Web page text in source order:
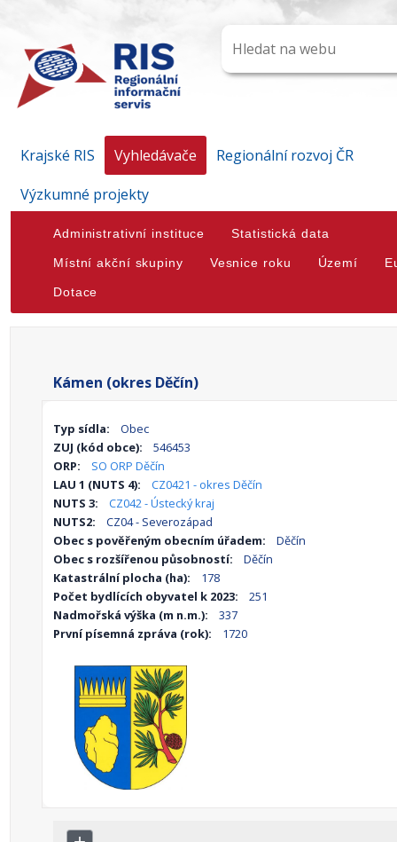
Krajské RIS Vyhledávače
Regionální rozvoj ČR
Výzkumné projekty
Administrativní instituce Statistická data
Místní akční skupiny Vesnice roku Území
Dotace
Kámen (okres Děčín)
Typ sídla:
Obec
ZUJ (kód obce):
546453
ORP:
SO ORP Děčín
LAU 1 (NUTS 4):
CZ0421 - okres Děčín
NUTS 3:
CZ042 - Ústecký kraj
NUTS2:
CZ04 - Severozápad
Obec s pověřeným obecním úřadem:
Děčín
Obec s rozšířenou působností:
Děčín
Katastrální plocha (ha):
178
Počet bydlících obyvatel k 2023:
251
Nadmořská výška (m n.m.):
337
První písemná zpráva (rok):
1720